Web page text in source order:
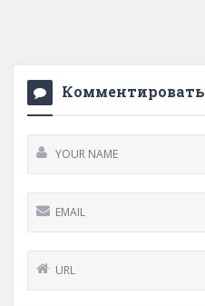
Комментировать